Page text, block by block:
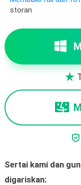
storan


Sertai kami dan
digariskan: